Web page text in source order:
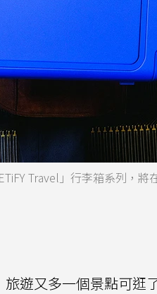
Travel」行李箱系列，
旅遊又多一個景點可逛